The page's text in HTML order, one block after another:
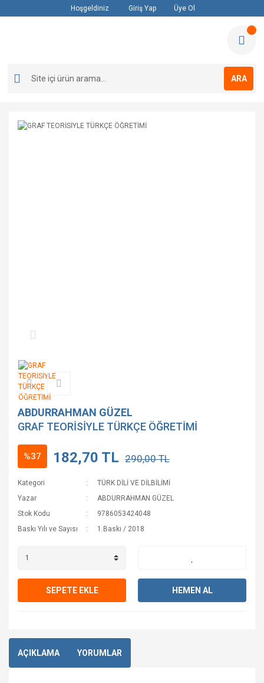
Hoşgeldiniz Giriş Yap Üye Ol
ARA
ABDURRAHMAN GÜZEL
GRAF TEORİSİYLE TÜRKÇE ÖĞRETİMİ
%37 182,70 TL 290,00 TL
Kategori
TÜRK DİLİ VE DİLBİLİMİ
Yazar
ABDURRAHMAN GÜZEL
Stok Kodu
9786053424048
Baskı Yılı ve Sayısı
1.Baskı / 2018
SEPETE EKLE HEMEN AL
AÇIKLAMA YORUMLAR